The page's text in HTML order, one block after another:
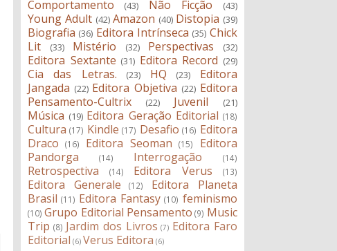
Comportamento (43) Não Ficção (43)
Young Adult (42) Amazon (40) Distopia (39)
Biografia (36) Editora Intrínseca (35) Chick
Lit
(33) Mistério (32) Perspectivas (32)
Editora Sextante (31) Editora Record (29)
Cia das Letras. (23) HQ (23)
Editora
Jangada (22) Editora Objetiva (22) Editora
Pensamento-Cultrix
(22) Juvenil (21)
Música (19) Editora Geração Editorial (18)
Cultura (17) Kindle (17) Desafio (16) Editora
Draco
(16) Editora Seoman (15)
Editora
Pandorga
(14) Interrogação (14)
Retrospectiva (14) Editora Verus (13)
Editora Generale (12)
Editora Planeta
Brasil (11) Editora Fantasy (10) feminismo
(10) Grupo Editorial Pensamento (9) Music
Trip (8) Jardim dos Livros (7) Editora Faro
Editorial (6) Verus Editora (6)